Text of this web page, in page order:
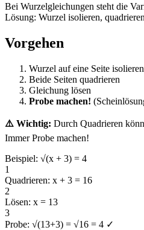
Bei Wurzelgleichungen steht die
Lösung: Wurzel isolieren,
Vorgehen
Wurzel auf eine Seite isolieren
Beide Seiten quadrieren
Gleichung lösen
Probe machen!
⚠️ Wichtig: Durch Quadrieren
Immer Probe machen!
Beispiel: √(x + 3) = 4
1
Quadrieren: x + 3 = 16
2
Lösen: x = 13
3
Probe: √(13+3) = √16 = 4 ✓